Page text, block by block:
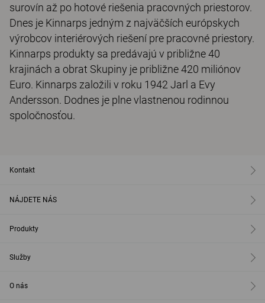
surovín až po hotové riešenia pracovných priestorov.
Dnes je Kinnarps jedným z najväčších európskych
výrobcov interiérových riešení pre pracovné priestory.
Kinnarps produkty sa predávajú v približne 40
krajinách a obrat Skupiny je približne 420 miliónov
Euro. Kinnarps založili v roku 1942 Jarl a Evy
Andersson. Dodnes je plne vlastnenou rodinnou
spoločnosťou.
Kontakt
NÁJDETE NÁS
Produkty
Služby
O nás